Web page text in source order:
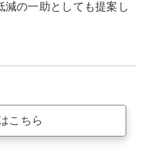
の一助としても提案し
こちら